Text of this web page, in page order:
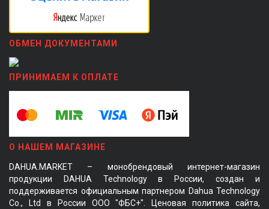
ОБМЕН ДОКУМЕНТАМИ
ПРИНИМАЕМ К ОПЛАТЕ
О НАШЕМ МАГАЗИНЕ
DAHUA.MARKET – монобрендовый интернет-магазин
продукции DAHUA Technology в России, создан и
поддерживается официальным партнером Dahua Technology
Co., Ltd в России ООО "ФБС+". Ценовая политика сайта,